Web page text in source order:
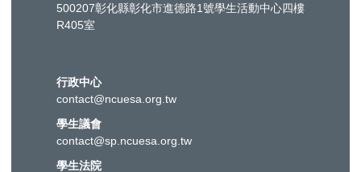
500207彰化縣彰化市進德路1號學生活動中心四樓
R405室
行政中心
contact@ncuesa.org.tw
學生議會
contact@sp.ncuesa.org.tw
學生法院